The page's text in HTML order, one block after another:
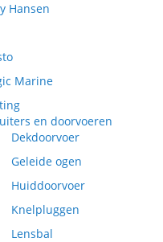
Hansen
Marine
en doorvoeren
Dekdoorvoer
Geleide ogen
Huiddoorvoer
Knelpluggen
Lensbal